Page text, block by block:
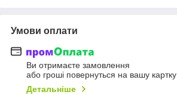
Умови оплати
Ви отримаєте замовлення
або гроші повернуться на вашу картку
Детальніше